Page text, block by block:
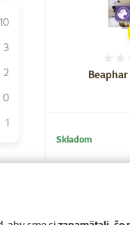
10
3
2
0
1
60
Skladom